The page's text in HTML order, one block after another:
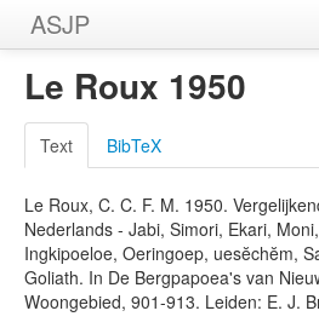
ASJP
Home
Wordlists
Meanings
Sources
Le Roux 1950
Text BibTeX
Le Roux, C. C. F. M. 1950.
Nederlands - Jabi, Simori, Ekari,
Ingkipoeloe, Oeringoep, uesĕchĕm,
Goliath. In De Bergpapoea's van
Woongebied, 901-913. Leiden: E. J.